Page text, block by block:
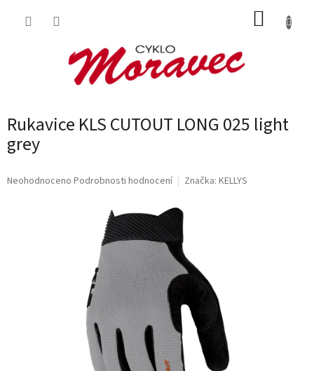
Rukavice KLS CUTOUT LONG 025 light
grey
Průměrné
Neohodnoceno Podrobnosti hodnocení Značka: KELLYS